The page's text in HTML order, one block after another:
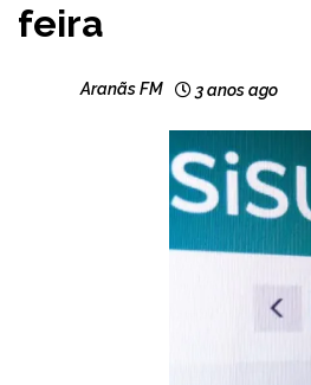
feira
Aranãs FM 3 anos ago